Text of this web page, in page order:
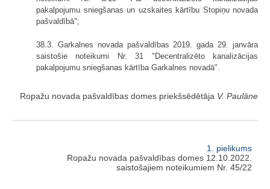
pakalpojumu sniegšanas un uzskaites kārtību Stopiņu novada
pašvaldībā";
38.3. Garkalnes novada pašvaldības 2019. gada 29. janvāra
saistošie noteikumi Nr. 31 "Decentralizēto kanalizācijas
pakalpojumu sniegšanas kārtība Garkalnes novadā".
Ropažu novada pašvaldības domes priekšsēdētāja V. Paulāne
1. pielikums
Ropažu novada pašvaldības domes 12.10.2022.
saistošajiem noteikumiem Nr. 45/22